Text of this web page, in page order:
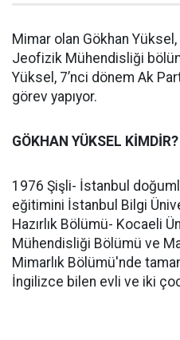
Mimar olan Gökhan Yüksel,
Jeofizik Mühendisliği
Yüksel, 7’nci dönem Ak
görev yapıyor.
GÖKHAN YÜKSEL KİMDİR?
1976 Şişli- İstanbul
eğitimini İstanbul Bilgi
Hazırlık Bölümü- Kocaeli
Mühendisliği Bölümü ve
Mimarlık Bölümü'nde
İngilizce bilen evli ve iki